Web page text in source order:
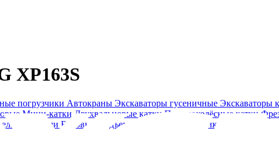
XP163S
погрузчики Автокраны Экскаваторы гусеничные Экскаваторы
Мини-катки Двухвальцовые катки Пневмоколёсные катки
тягачи Буровые Подъемники Минипогрузчики